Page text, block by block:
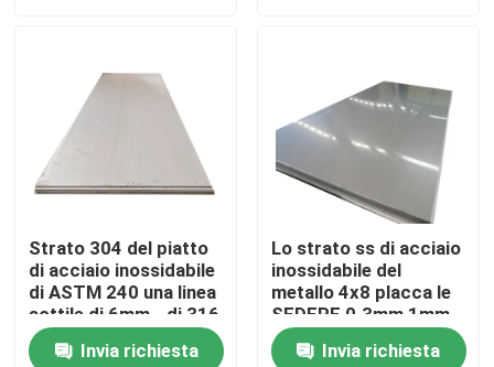
Prodotti
Tubo rotondo di acciaio inossidabile
Tubo saldato di acciaio inossidabile
Tubo senza cuciture di acciaio inossidabile
Strato 304 del piatto
di acciaio inossidabile
di ASTM 240 una linea
sottile di 6mm - di 316
321 1
Invia richiesta
Lo strato ss di acciaio
inossidabile del
metallo 4x8 placca le
SEDERE 0.3mm 1mm
Invia richiesta